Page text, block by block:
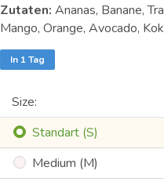
Zutaten: Ananas, Banane,
Mango, Orange, Avocado,
In 1 Tag
Size:
Standart (S)
Medium (M)